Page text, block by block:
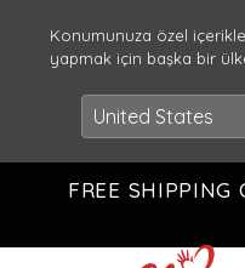
Konumunuza özel
yapmak için başka bir
FREE SHIPPING